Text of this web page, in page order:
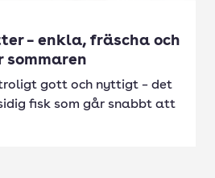
– enkla, fräscha och
sommaren
gott och nyttigt – det
fisk som går snabbt att